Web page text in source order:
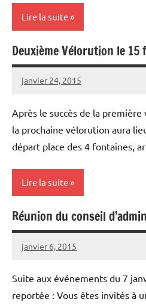
Lire la suite
Aménagements
cyclables
Deuxième Vélorution le 15
janvier 24, 2015
Vélocité
Aucun
Après le succès de la première
la prochaine vélorution aura
départ place des 4 fontaines,
Lire la suite
Vélorutions
Réunion du conseil
janvier 6, 2015
Vélocité
Aucun
Suite aux événements du 7
reportée : Vous êtes invités à